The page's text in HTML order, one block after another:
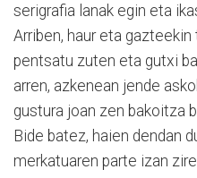
serigrafia lanak egin eta
Arriben, haur eta
pentsatu zuten eta gutxi
arren, azkenean jende
gustura joan zen bakoitza
Bide batez, haien dendan
merkatuaren parte izan